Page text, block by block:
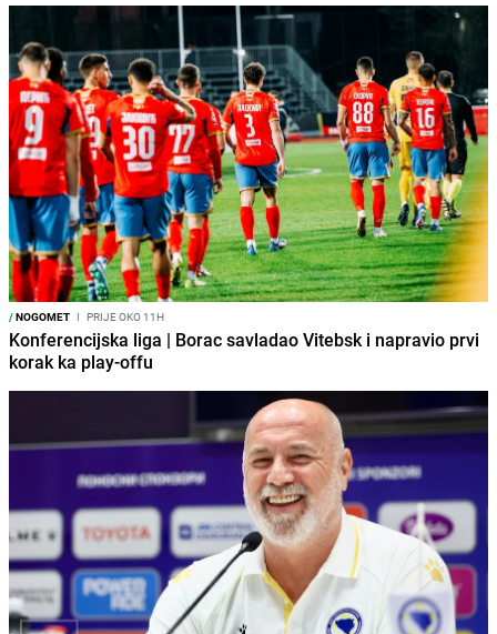
/NOGOMET I PRIJE OKO 11H
Konferencijska liga | Borac savladao Vitebsk i napravio prvi
korak ka play-offu